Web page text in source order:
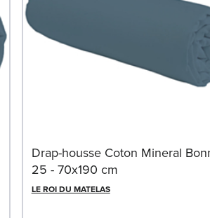
Drap-housse Coton Mineral
25 - 70x190 cm
LE ROI DU MATELAS